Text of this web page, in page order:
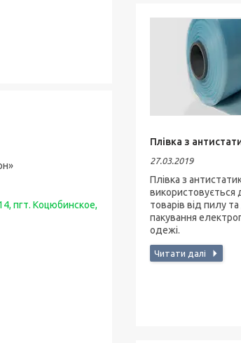
Плівка з
27.03.2019
Плівка з
використовується
товарів від пилу
пакування
одежі.
пгт. Коцюбинское,